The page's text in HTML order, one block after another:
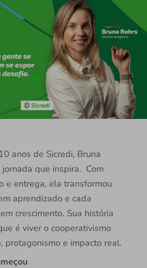
anos de Sicredi, Bruna
jornada que inspira. Com
e entrega, ela transformou
aprendizado e cada
crescimento. Sua história
é viver o cooperativismo
protagonismo e impacto real.